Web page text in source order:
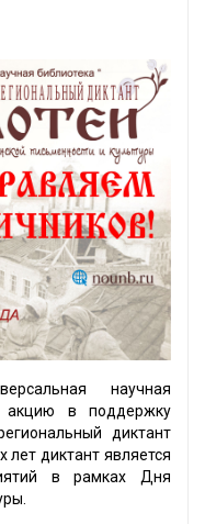
научная
акцию в поддержку
диктант
лет диктант является
в рамках Дня